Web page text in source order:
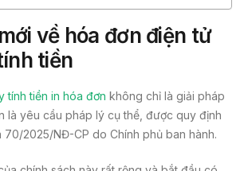
về hóa đơn điện tử
tiền
tính tiền in hóa đơn không chỉ là giải pháp
là yêu cầu pháp lý cụ thể, được quy định
2025/NĐ-CP do Chính phủ ban hành.